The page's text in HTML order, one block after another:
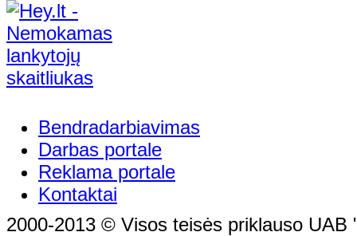
Bendradarbiavimas
Darbas portale
Reklama portale
Kontaktai
2000-2013 © Visos teisės priklauso UAB